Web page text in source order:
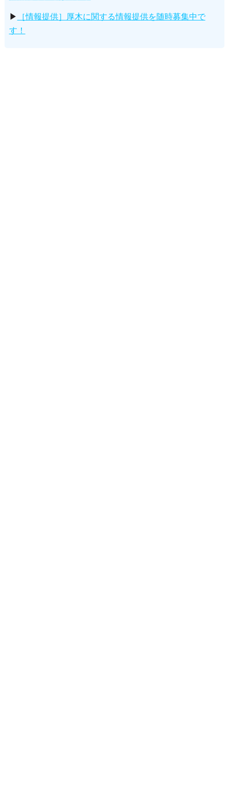
▶
［情報提供］厚木に関する情報提供を随時募集中で
す！